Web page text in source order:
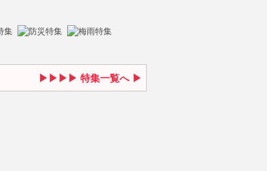
特集一覧へ